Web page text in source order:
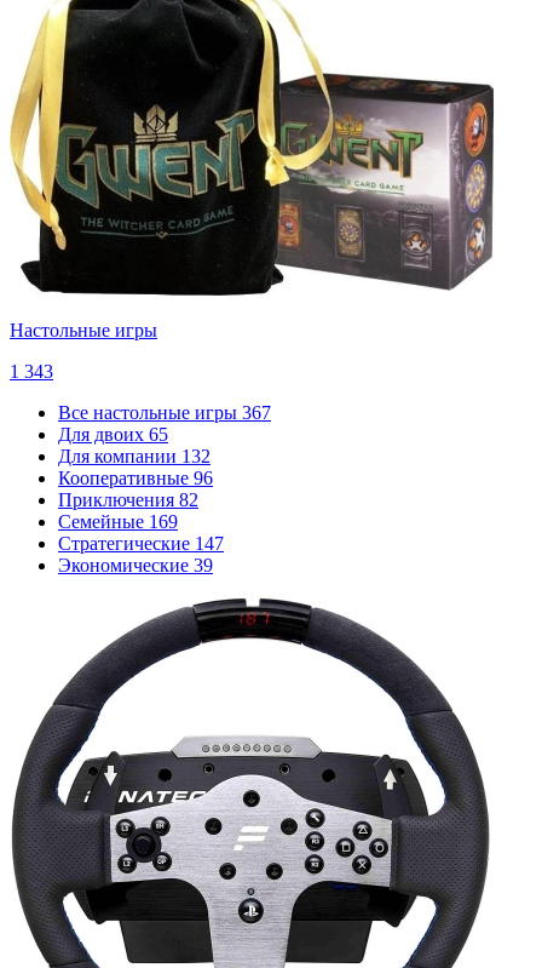
Настольные игры
1 343
Все настольные игры 367
Для двоих 65
Для компании 132
Кооперативные 96
Приключения 82
Семейные 169
Стратегические 147
Экономические 39